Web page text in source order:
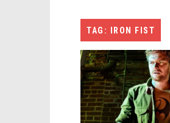
TAG: IRON FIST